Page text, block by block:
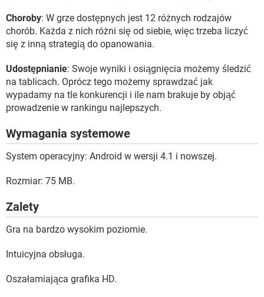
Choroby: W grze dostępnych jest 12 różnych rodzajów
chorób. Każda z nich różni się od siebie, więc trzeba liczyć
się z inną strategią do opanowania.
Udostępnianie: Swoje wyniki i osiągnięcia możemy śledzić
na tablicach. Oprócz tego możemy sprawdzać jak
wypadamy na tle konkurencji i ile nam brakuje by objąć
prowadzenie w rankingu najlepszych.
Wymagania systemowe
System operacyjny: Android w wersji 4.1 i nowszej.
Rozmiar: 75 MB.
Zalety
Gra na bardzo wysokim poziomie.
Intuicyjna obsługa.
Oszałamiająca grafika HD.